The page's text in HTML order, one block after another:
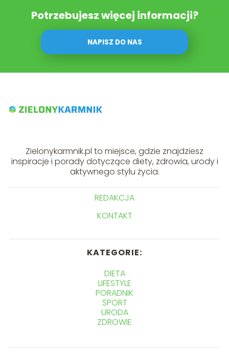
Potrzebujesz więcej informacji?
NAPISZ DO NAS
Zielonykarmnik.pl to miejsce, gdzie znajdziesz
inspiracje i porady dotyczące diety, zdrowia, urody i
aktywnego stylu życia.
REDAKCJA
KONTAKT
KATEGORIE:
DIETA
LIFESTYLE
PORADNIK
SPORT
URODA
ZDROWIE